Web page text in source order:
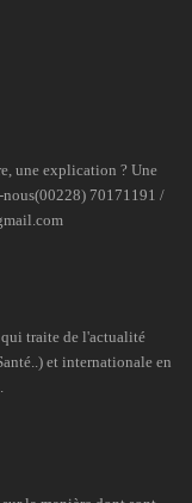
une explication ? Une
70171191 /
traite de l'actualité
et internationale en